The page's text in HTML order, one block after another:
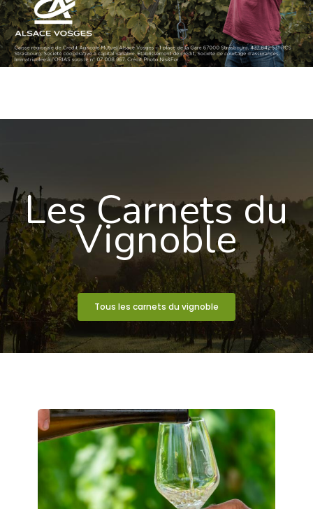
Les Carnets du
Vignoble
Tous les carnets du vignoble